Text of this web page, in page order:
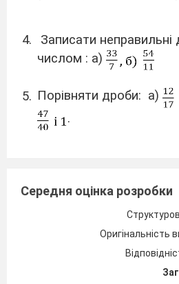
Записати
числом : а)
Порівняти дроби: а)
.
У класі 33 учні, з них
дівчатка. Скільки
Середня оцінка розробки
Оригінальність